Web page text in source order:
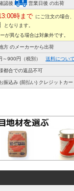
認後 営業日後 の出荷
時まで にご注文の場合、
となります。
異なる場合は対象外です。
方 のメーカーから出荷
～900円（税別） 送料について
都合での返品不可
振込み (前払い) クレジットカー